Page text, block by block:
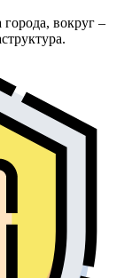
города, вокруг –